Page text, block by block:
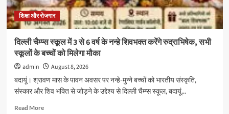
अभ्यास
वर्ग
श्री
सरस्वती
विद्या
मंदिर
कॉलेज
में
शिक्षा और रोजगार
दिल्ली चैम्प्स स्कूल में 3 से 6 वर्ष के नन्हे शिवभक्त करेंगे रुद्राभिषेक, सभी
स्कूलों के बच्चों को मिलेगा मौका
admin
August 8, 2026
बदायूं। श्रावण मास के पावन अवसर पर नन्हे-मुन्ने बच्चों को भारतीय संस्कृति,
संस्कार और शिव भक्ति से जोड़ने के उद्देश्य से दिल्ली चैम्प्स स्कूल, बदायूं...
Read MoreRead